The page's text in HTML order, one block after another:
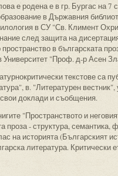
е родена е в гр. Бургас на 7
в Държавния
в СУ "Св. Климент
след защита на
в българската
Университет "Проф. д-р Асен
текстове са
в. "Литературен
доклади и съобщения.
"Пространството и
проза - структура, семантика,
на историята (Българският
литература. Критически